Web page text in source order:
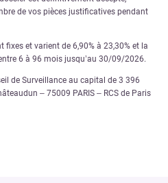
de vos pièces justificatives pendant
fixes et varient de 6,90% à 23,30% et la
6 à 96 mois jusqu’au 30/09/2026.
de Surveillance au capital de 3 396
– 75009 PARIS – RCS de Paris